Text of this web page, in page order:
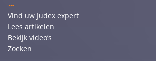
Vind uw Judex expert
Lees artikelen
Bekijk video’s
Zoeken